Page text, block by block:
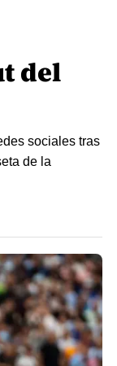
del
sociales tras
de la